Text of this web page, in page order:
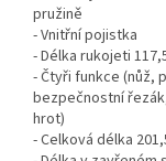
pružině
- Vnitřní pojistka
- Délka rukojeti
- Čtyři funkce (nůž,
bezpečnostní
hrot)
- Celková délka